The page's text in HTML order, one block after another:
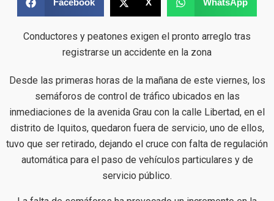
Facebook X WhatsApp
Conductores y peatones exigen el pronto arreglo tras
registrarse un accidente en la zona
Desde las primeras horas de la mañana de este viernes, los
semáforos de control de tráfico ubicados en las
inmediaciones de la avenida Grau con la calle Libertad, en el
distrito de Iquitos, quedaron fuera de servicio, uno de ellos,
tuvo que ser retirado, dejando el cruce con falta de regulación
automática para el paso de vehículos particulares y de
servicio público.